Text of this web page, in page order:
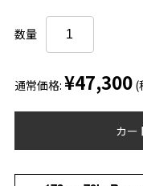
数量
通常価格: ¥47,300 (
カー